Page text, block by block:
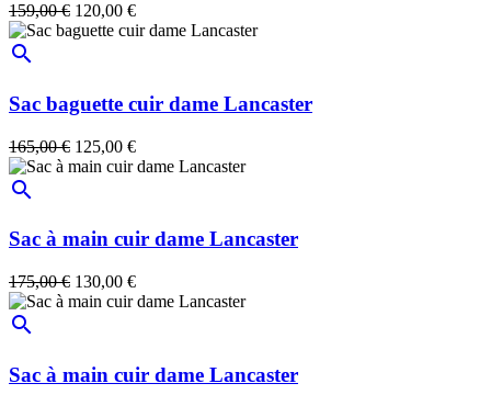
159,00 € 120,00 €
search
Sac baguette cuir dame Lancaster
165,00 € 125,00 €
search
Sac à main cuir dame Lancaster
175,00 € 130,00 €
search
Sac à main cuir dame Lancaster